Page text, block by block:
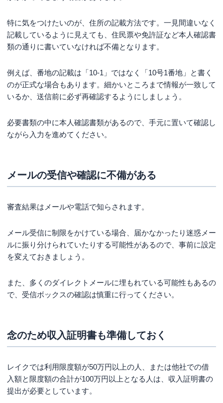
特に気をつけたいのが、住所の記載方法です。一見間違いなく
記載しているように見えても、住民票や免許証など本人確認書
類の通りに書いていなければ不備となります。
例えば、番地の記載は「10-1」ではなく「10号1番地」と書く
のが正式な場合もあります。細かいところまで情報が一致して
いるか、送信前に必ず再確認するようにしましょう。
必要書類の中に本人確認書類があるので、手元に置いて確認し
ながら入力を進めてください。
メールの受信や確認に不備がある
審査結果はメールや電話で知らされます。
メール受信に制限をかけている場合、届かなかったり迷惑メー
ルに振り分けられていたりする可能性があるので、事前に設定
を変えておきましょう。
また、多くのダイレクトメールに埋もれている可能性もあるの
で、受信ボックスの確認は慎重に行ってください。
念のため収入証明書も準備しておく
レイクでは利用限度額が50万円以上の人、または他社での借
入額と限度額の合計が100万円以上となる人は、収入証明書の
提出が必要としています。